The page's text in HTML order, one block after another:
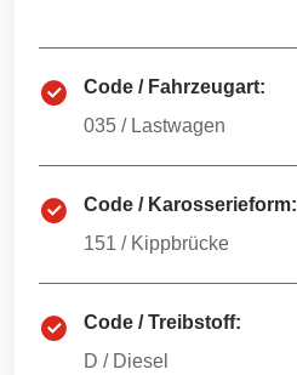
Code / Fahrzeugart:
035 / Lastwagen
Code / Karosserieform:
151 / Kippbrücke
Code / Treibstoff:
D / Diesel